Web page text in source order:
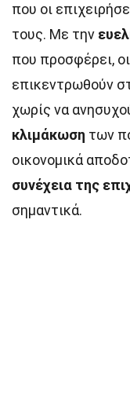
που οι
τους. Με την
που προσφέρει,
επικεντρωθούν
χωρίς να
κλιμάκωση των
οικονομικά
συνέχεια της
σημαντικά.